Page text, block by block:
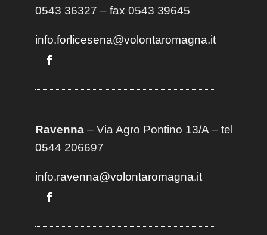
0543 36327 – fax 0543 39645
info.forlicesena@volontaromagna.it
Ravenna– Via Agro Pontino 13/A– tel
0544 206697
info.ravenna@volontaromagna.it